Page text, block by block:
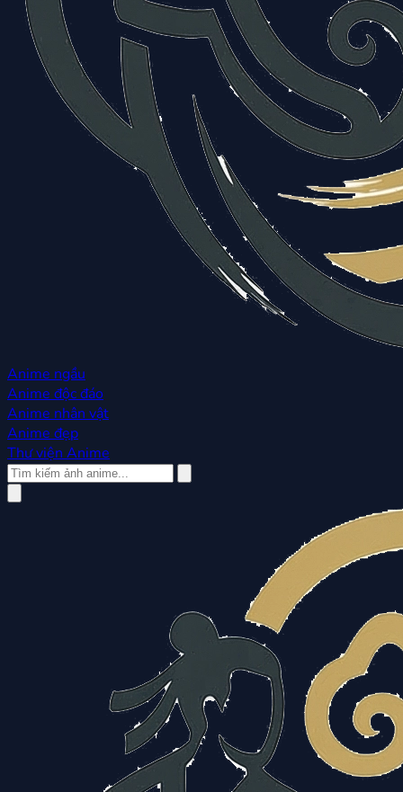
Anime ngầu
Anime độc đáo
Anime nhân vật
Anime đẹp
Thư viện Anime